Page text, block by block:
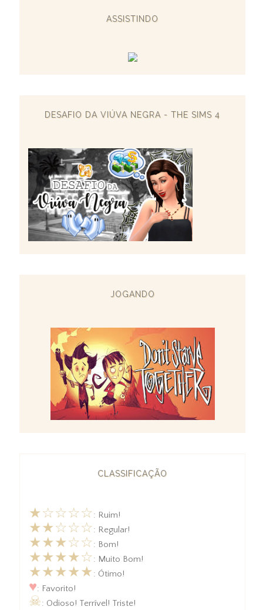
ASSISTINDO
DESAFIO DA VIÚVA NEGRA - THE SIMS 4
JOGANDO
CLASSIFICAÇÃO
★☆☆☆☆: Ruim!
★★☆☆☆: Regular!
★★★☆☆: Bom!
★★★★☆: Muito Bom!
★★★★★: Ótimo!
♥: Favorito!
☠: Odioso! Terrível! Triste!